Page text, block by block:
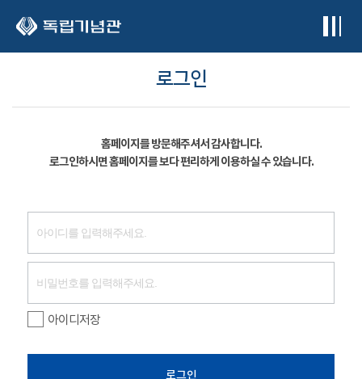
로그인
홈페이지를 방문해주셔서 감사합니다.
로그인하시면 홈페이지를 보다 편리하게 이용하실 수 있습니다.
아이디저장
로그인